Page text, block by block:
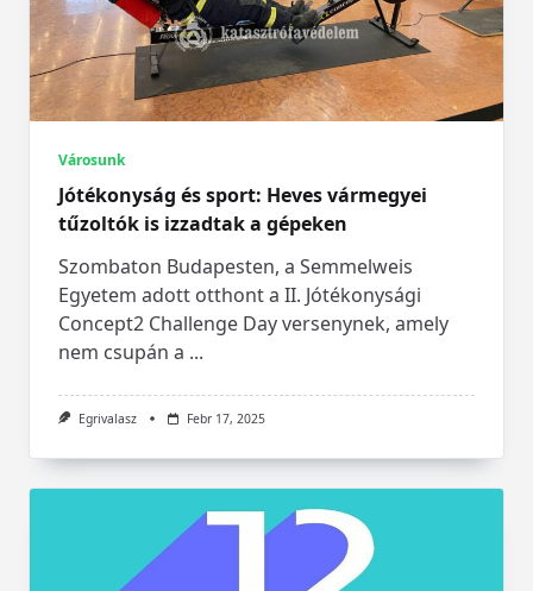
Városunk
Jótékonyság és sport: Heves vármegyei
tűzoltók is izzadtak a gépeken
Szombaton Budapesten, a Semmelweis
Egyetem adott otthont a II. Jótékonysági
Concept2 Challenge Day versenynek, amely
nem csupán a ...
Egrivalasz Febr 17, 2025